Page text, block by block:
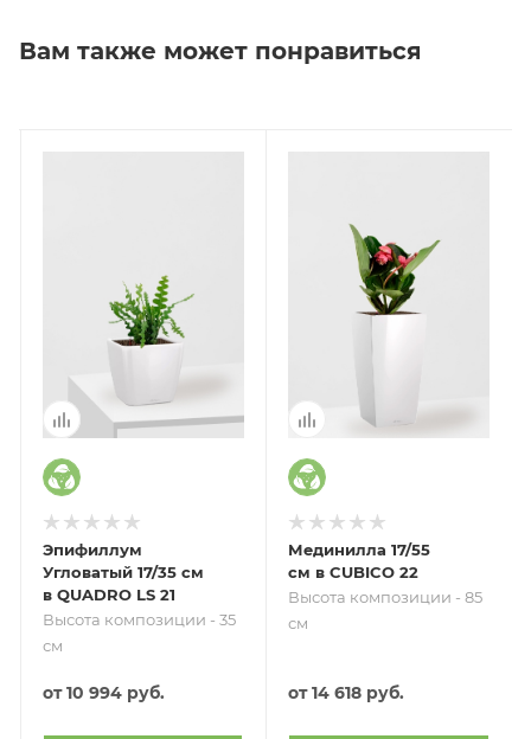
Вам также может понравиться
Эпифиллум
Угловатый 17/35 см
в QUADRO LS 21
Высота композиции - 35
см
от10 994 руб.
Мединилла 17/55
см в CUBICO 22
Высота композиции - 85
см
от14 618 руб.